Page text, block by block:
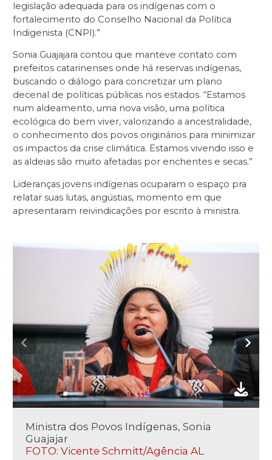
legislação adequada para os indígenas com o
fortalecimento do Conselho Nacional da Política
Indigenista (CNPI).”
Sonia Guajajara contou que manteve contato com
prefeitos catarinenses onde há reservas indígenas,
buscando o diálogo para concretizar um plano
decenal de políticas públicas nos estados. “Estamos
num aldeamento, uma nova visão, uma política
ecológica do bem viver, valorizando a ancestralidade,
o conhecimento dos povos originários para minimizar
os impactos da crise climática. Estamos vivendo isso e
as aldeias são muito afetadas por enchentes e secas.”
Lideranças jovens indígenas ocuparam o espaço pra
relatar suas lutas, angústias, momento em que
apresentaram reivindicações por escrito à ministra.
Ministra dos Povos Indígenas, Sonia
Guajajar
FOTO: Vicente Schmitt/Agência AL